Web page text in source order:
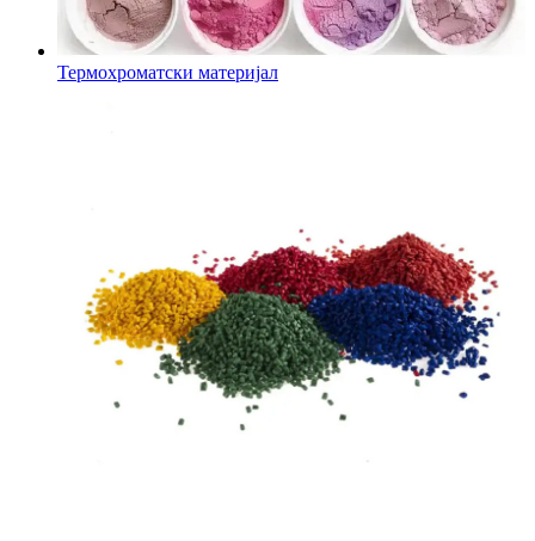
Термохроматски материјал